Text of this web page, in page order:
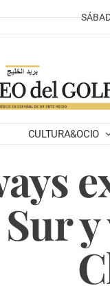
CULTURA&OCIO
y